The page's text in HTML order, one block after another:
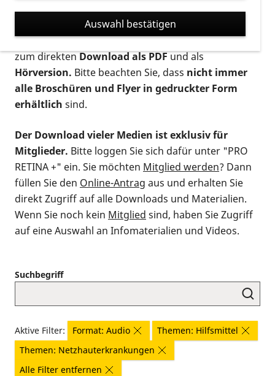
suchen. Die meisten Flyer und Broschüren werden in
verschiedenen Formaten angeboten: zur
postalischen Bestellung als gedruckte Variante
zum direktenDownload als PDFund als
Hörversion. Bitte beachten Sie, dass nicht immer
alle Broschüren und Flyer in gedruckter Form
erhältlich sind.
Der Download vieler Medien ist exklusiv für
Mitglieder. Bitte loggen Sie sich dafür unter "PRO
RETINA +" ein. Sie möchten Mitglied werden? Dann
füllen Sie den Online-Antrag aus und erhalten Sie
direkt Zugriff auf alle Downloads und Materialien.
Wenn Sie noch kein Mitglied sind, haben Sie Zugriff
auf eine Auswahl an Infomaterialien und Videos.
Suchbegriff
Aktive Filter: Format: Audio
Themen: Hilfsmittel
Themen: Netzhauterkrankungen
Alle Filter entfernen
Auswahl bestätigen